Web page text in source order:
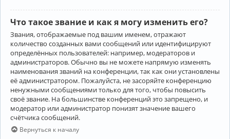
Что такое звание и как я могу изменить его?
Звания, отображаемые под вашим именем, отражают
количество созданных вами сообщений или идентифицируют
определённых пользователей: например, модераторов и
администраторов. Обычно вы не можете напрямую изменять
наименования званий на конференции, так как они установлены
её администратором. Пожалуйста, не засоряйте конференцию
ненужными сообщениями только для того, чтобы повысить
своё звание. На большинстве конференций это запрещено, и
модератор или администратор понизят значение вашего
счётчика сообщений.
Вернуться к началу